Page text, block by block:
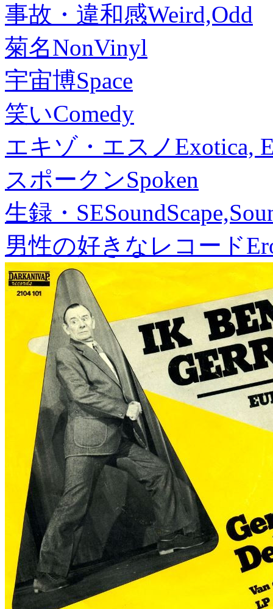
事故・違和感Weird,Odd
菊名NonVinyl
宇宙博Space
笑いComedy
エキゾ・エスノ Exotica,
スポークンSpoken
生録・SE
男性の好きなレコード